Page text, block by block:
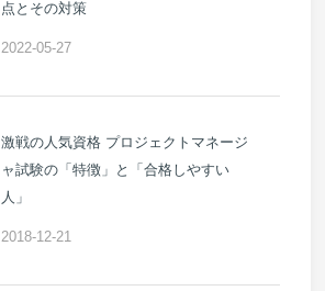
点とその対策
2022-05-27
激戦の人気資格 プロジェクトマネージ
ャ試験の「特徴」と「合格しやすい
人」
2018-12-21